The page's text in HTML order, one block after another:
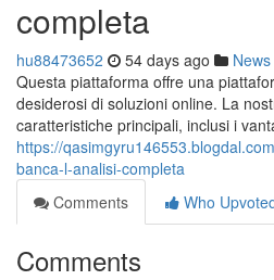
completa
hu88473652 54 days ago News
Questa piattaforma offre una
desiderosi di soluzioni online. La
caratteristiche principali, inclusi i
https://
banca-l-analisi-completa
Comments
Who
Comments